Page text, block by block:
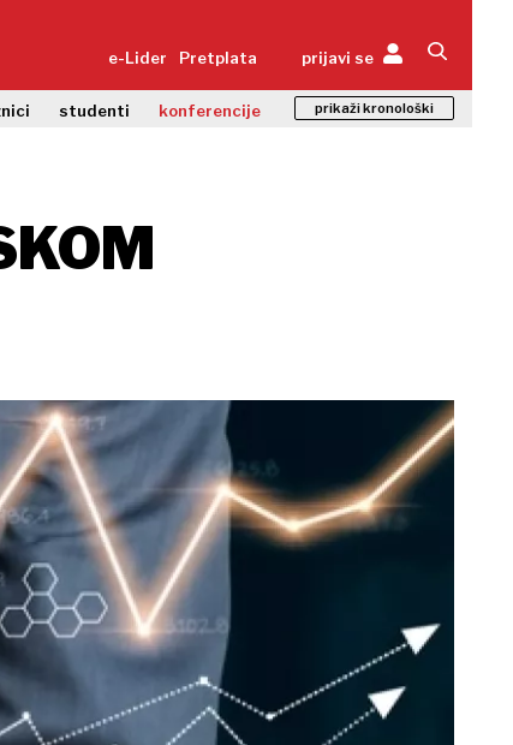
e-Lider Pretplata prijavi se
studenti konferencije prikaži kronološki